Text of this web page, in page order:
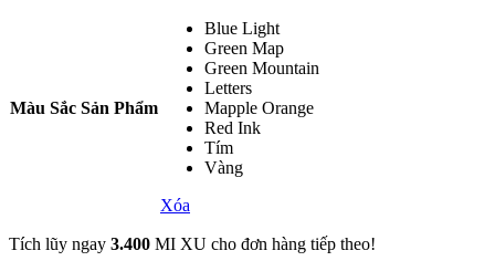
Màu Sắc Sản Phẩm
Blue Light
Green Map
Green Mountain
Letters
Mapple Orange
Red Ink
Tím
Vàng
Xóa
Tích lũy ngay 3.400 MI XU cho đơn hàng tiếp theo!